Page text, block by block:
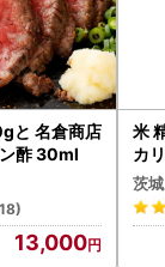
と 名倉商店
酢 30ml
13,000
米
カ
茨